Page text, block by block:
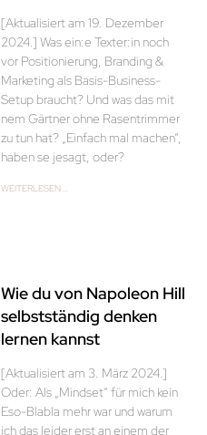
[Aktualisiert am 19. Dezember
2024.] Was ein:e Texter:in noch
vor Positionierung, Branding &
Marketing als Basis-Business-
Setup braucht? Und was das mit
nem Gärtner ohne Rasentrimmer
zu tun hat? „Einfach mal machen“,
haben se jesagt, oder?
WEITERLESEN …
Wie du von Napoleon Hill
selbstständig denken
lernen kannst
[Aktualisiert am 3. März 2024.]
Oder: Als „Mindset“ für mich kein
Eso-Blabla mehr war und warum
ich das leider erst an einem der